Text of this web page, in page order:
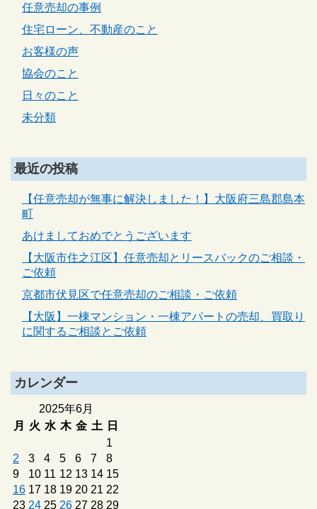
任意売却の事例
住宅ローン、不動産のこと
お客様の声
協会のこと
日々のこと
未分類
最近の投稿
【任意売却が無事に解決しました！】大阪府三島郡島本
町
あけましておめでとうございます
【大阪市住之江区】任意売却とリースバックのご相談・
ご依頼
京都市伏見区で任意売却のご相談・ご依頼
【大阪】一棟マンション・一棟アパートの売却、買取り
に関するご相談とご依頼
カレンダー
2025年6月
月
火 水 木 金 土
日
1
2
3 4 5 6 7
8
9
10 11 12 13 14 15
16 17 18 19 20 21 22
23 24 25 26 27 28 29